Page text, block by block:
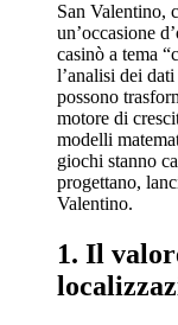
San Valentino,
un’occasione
casinò a tema
l’analisi dei
possono
motore di
modelli
giochi stanno
progettano,
Valentino.
1. Il